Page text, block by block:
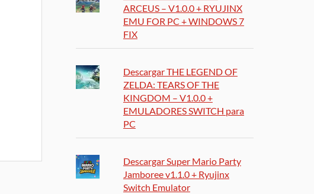
ARCEUS – V1.0.0 + RYUJINX
EMU FOR PC + WINDOWS 7
FIX
Descargar THE LEGEND OF
ZELDA: TEARS OF THE
KINGDOM – V1.0.0 +
EMULADORES SWITCH para
PC
Descargar Super Mario Party
Jamboree v1.1.0 + Ryujinx
Switch Emulator